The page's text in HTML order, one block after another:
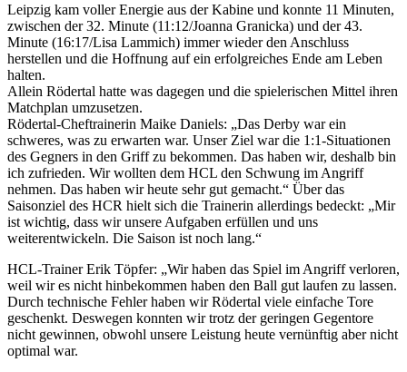
Leipzig kam voller Energie aus der Kabine und konnte 11 Minuten,
zwischen der 32. Minute (11:12/Joanna Granicka) und der 43.
Minute (16:17/Lisa Lammich) immer wieder den Anschluss
herstellen und die Hoffnung auf ein erfolgreiches Ende am Leben
halten.
Allein Rödertal hatte was dagegen und die spielerischen Mittel ihren
Matchplan umzusetzen.
Rödertal-Cheftrainerin Maike Daniels: „Das Derby war ein
schweres, was zu erwarten war. Unser Ziel war die 1:1-Situationen
des Gegners in den Griff zu bekommen. Das haben wir, deshalb bin
ich zufrieden. Wir wollten dem HCL den Schwung im Angriff
nehmen. Das haben wir heute sehr gut gemacht.“ Über das
Saisonziel des HCR hielt sich die Trainerin allerdings bedeckt: „Mir
ist wichtig, dass wir unsere Aufgaben erfüllen und uns
weiterentwickeln. Die Saison ist noch lang.“
HCL-Trainer Erik Töpfer: „Wir haben das Spiel im Angriff verloren,
weil wir es nicht hinbekommen haben den Ball gut laufen zu lassen.
Durch technische Fehler haben wir Rödertal viele einfache Tore
geschenkt. Deswegen konnten wir trotz der geringen Gegentore
nicht gewinnen, obwohl unsere Leistung heute vernünftig aber nicht
optimal war.